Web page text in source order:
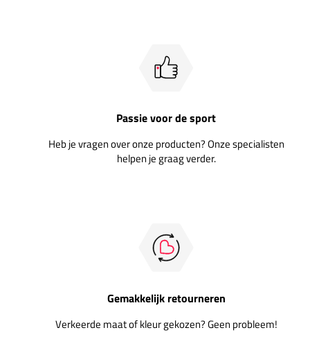
Passie voor de sport
Heb je vragen over onze producten? Onze specialisten
helpen je graag verder.
Gemakkelijk retourneren
Verkeerde maat of kleur gekozen? Geen probleem!